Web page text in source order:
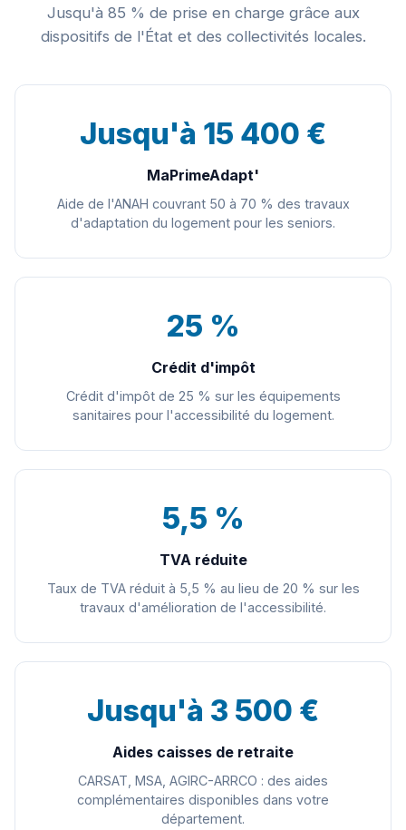
Jusqu'à 85 % de prise en charge grâce aux
dispositifs de l'État et des collectivités locales.
Jusqu'à 15 400 €
MaPrimeAdapt'
Aide de l'ANAH couvrant 50 à 70 % des travaux
d'adaptation du logement pour les seniors.
25 %
Crédit d'impôt
Crédit d'impôt de 25 % sur les équipements
sanitaires pour l'accessibilité du logement.
5,5 %
TVA réduite
Taux de TVA réduit à 5,5 % au lieu de 20 % sur les
travaux d'amélioration de l'accessibilité.
Jusqu'à 3 500 €
Aides caisses de retraite
CARSAT, MSA, AGIRC-ARRCO : des aides
complémentaires disponibles dans votre
département.